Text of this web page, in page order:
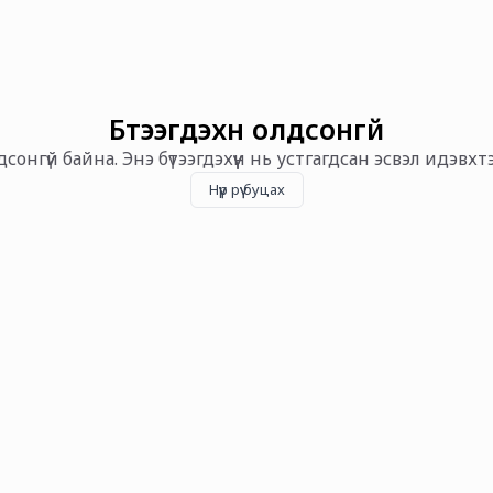
Бүтээгдэхүүн олдсонгүй
байна. Энэ бүтээгдэхүүн нь устгагдсан эсвэл
Нүүр рүү буцах